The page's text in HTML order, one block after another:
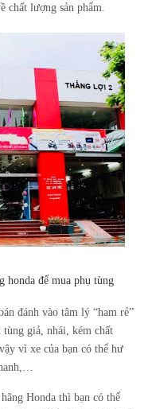
chất lượng sản phẩm.
honda để mua phụ tùng
đánh vào tâm lý “ham rẻ”
giả, nhái, kém chất
vì xe của bạn có thể hư
Honda thì bạn có thể